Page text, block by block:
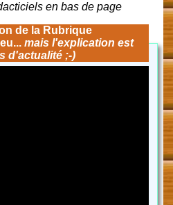
en bas de page
de la Rubrique
mais l'explication est
d'actualité ;-)